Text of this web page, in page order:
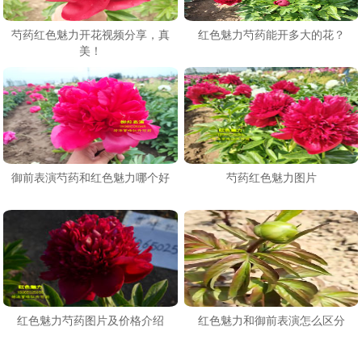
芍药红色魅力开花视频分享，真
美！
红色魅力芍药能开多大的花？
御前表演芍药和红色魅力哪个好 芍药红色魅力图片
红色魅力芍药图片及价格介绍 红色魅力和御前表演怎么区分